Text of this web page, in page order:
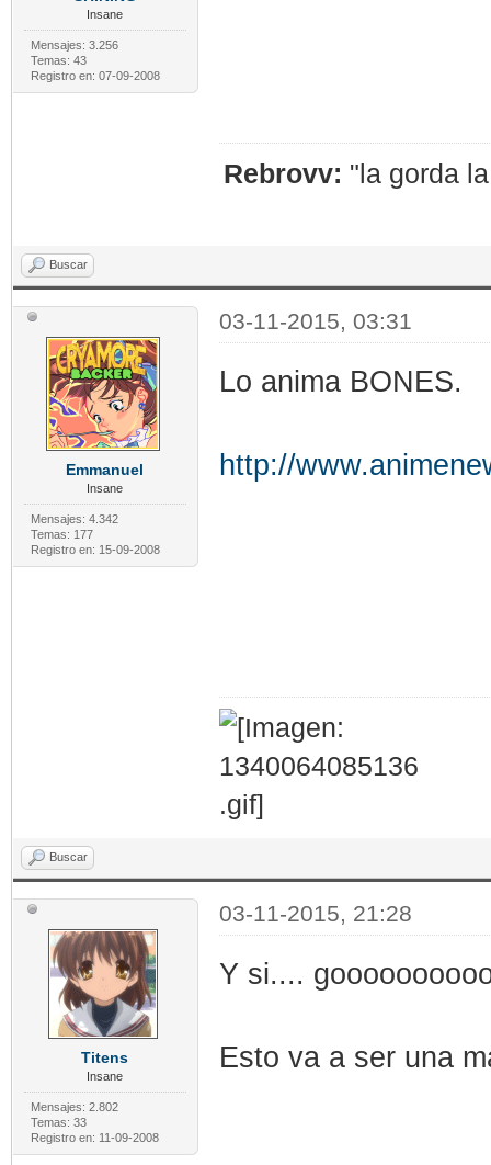
Insane
Mensajes: 3.256
Temas: 43
Registro en: 07-09-2008
Rebrovv: "la gorda
Buscar
Emmanuel
Insane
Mensajes: 4.342
Temas: 177
Registro en: 15-09-2008
03-11-2015, 03:31
Lo anima BONES.
http://
Buscar
Titens
Insane
Mensajes: 2.802
Temas: 33
Registro en: 11-09-2008
03-11-2015, 21:28
Y si....
Esto va a ser una